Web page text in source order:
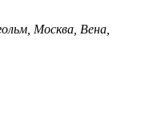
Москва, Вена,